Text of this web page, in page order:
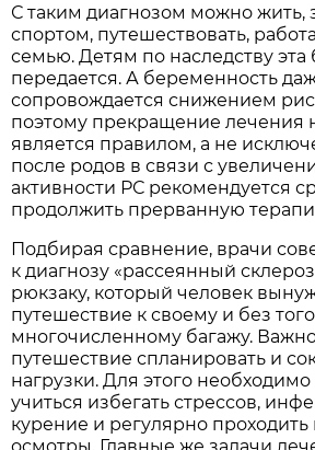
С таким диагнозом можно жить,
спортом, путешествовать,
семью. Детям по наследству эта
передается. А беременность
сопровождается снижением
поэтому прекращение лечения
является правилом, а не
после родов в связи с
активности РС рекомендуется
продолжить прерванную
Подбирая сравнение, врачи
к диагнозу «рассеянный
рюкзаку, который человек
путешествие к своему и без того
многочисленному багажу.
путешествие спланировать и
нагрузки. Для этого необходимо
учиться избегать стрессов,
курение и регулярно